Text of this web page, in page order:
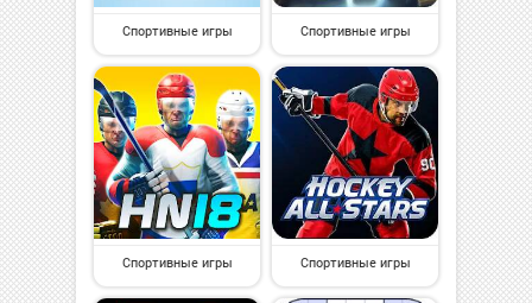
Спортивные игры Спортивные игры
Спортивные игры Спортивные игры